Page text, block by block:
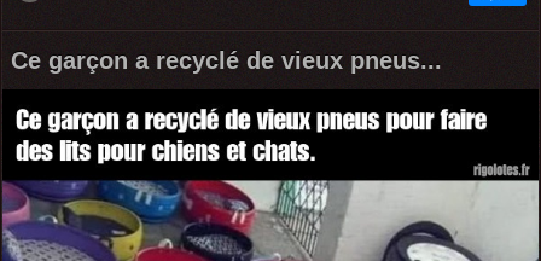
Ce garçon a recyclé de vieux pneus...